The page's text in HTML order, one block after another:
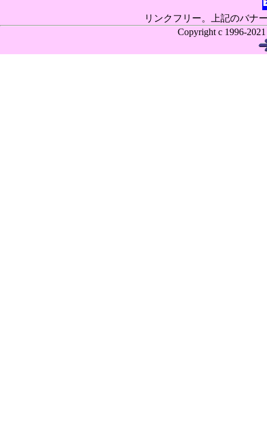
リンクフリー。上記のバナ
Copyright c 1996-